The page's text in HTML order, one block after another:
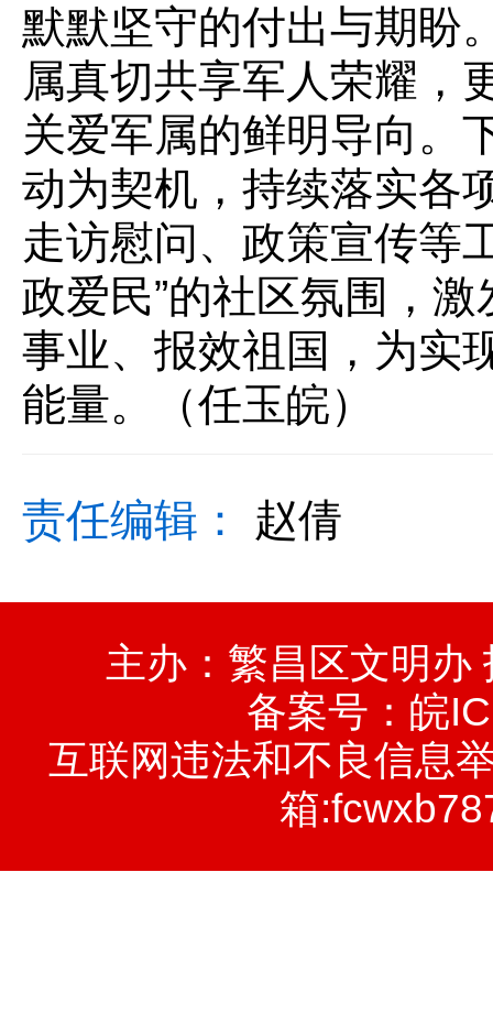
默默坚守的付出与期盼
属真切共享军人荣耀，
关爱军属的鲜明导向。
动为契机，持续落实各
走访慰问、政策宣传等
政爱民”的社区氛围，
事业、报效祖国，为实
能量。（任玉皖）
责任编辑： 赵倩
主办：繁昌区文明办
备案号： 皖
互联网违法和不良信息
箱